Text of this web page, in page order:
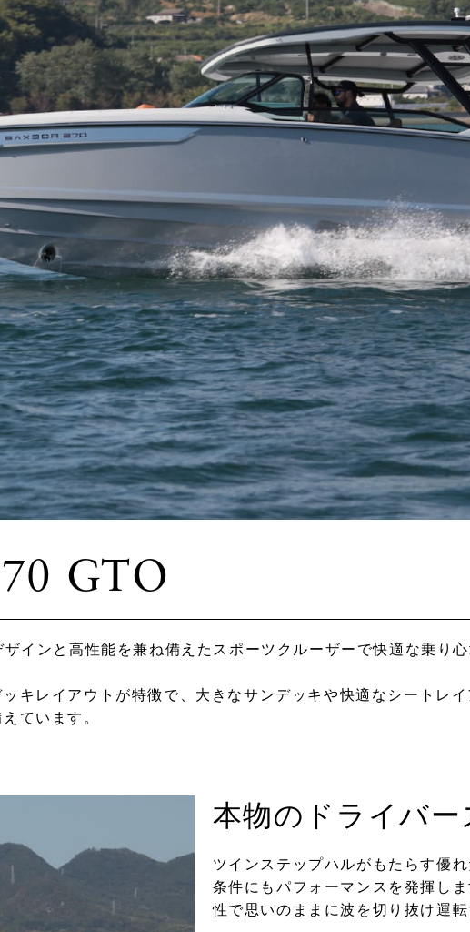
GTO
インと高性能を兼ね備えたスポーツクルーザーで快適な乗り
キレイアウトが特徴で、大きなサンデッキや快適なシートレ
ています。
本物のドライバー
ツインステップハルがもたらす優
条件にもパフォーマンスを発揮し
性で思いのままに波を切り抜け運